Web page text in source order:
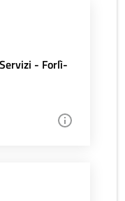
- Forlì-